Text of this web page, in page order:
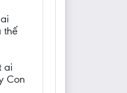
thế
ai
Con